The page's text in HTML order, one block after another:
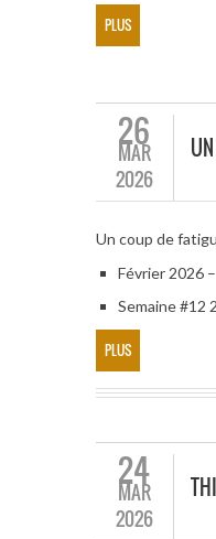
PLUS
26
MAR
2026
Un coup de
Février 2026
Semaine #12
PLUS
24
MAR
2026